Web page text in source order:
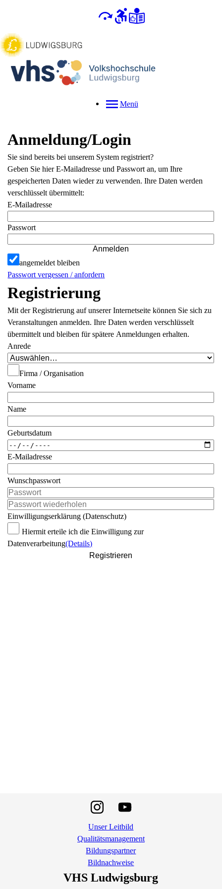
Menü
Anmeldung/Login
Sie sind bereits bei unserem System registriert?
Geben Sie hier E-Mailadresse und Passwort an, um Ihre
gespeicherten Daten wieder zu verwenden. Ihre Daten werden
verschlüsselt übermittelt:
E-Mailadresse
Passwort
Anmelden
angemeldet bleiben
Passwort vergessen / anfordern
Registrierung
Mit der Registrierung auf unserer Internetseite können Sie sich zu
Veranstaltungen anmelden. Ihre Daten werden verschlüsselt
übermittelt und bleiben für spätere Anmeldungen erhalten.
Anrede
Firma / Organisation
Vorname
Name
Geburtsdatum
E-Mailadresse
Wunschpasswort
Einwilligungserklärung (Datenschutz)
Hiermit erteile ich die Einwilligung zur
Datenverarbeitung(Details)
Registrieren
Unser Leitbild
Qualitätsmanagement
Bildungspartner
Bildnachweise
VHS Ludwigsburg